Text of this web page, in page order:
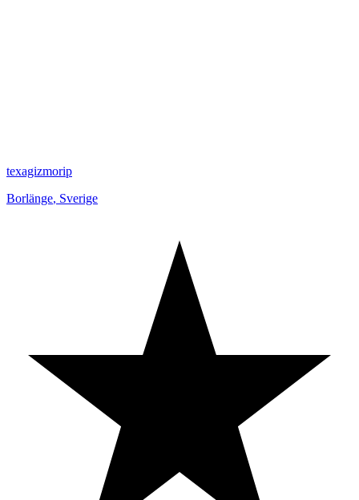
texagizmorip
Borlänge, Sverige